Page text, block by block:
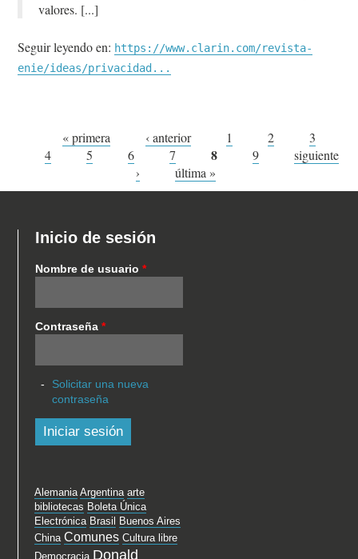
valores.
Seguir leyendo en: https://www.clarin.com/revista-
enie/ideas/privacidad...
Páginas
« primera ‹ anterior 1 2
3
4
5 6 7 8 9
siguiente
›
última »
Inicio de sesión
Nombre de usuario*
Contraseña*
Solicitar una nueva
contraseña
Alemania Argentina arte
bibliotecas Boleta Única
Electrónica Brasil
Buenos Aires
China Comunes Cultura libre
Democracia Donald